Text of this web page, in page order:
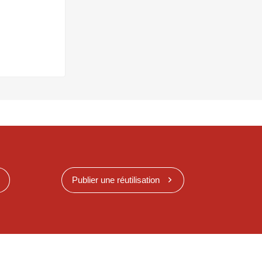
Publier une réutilisation